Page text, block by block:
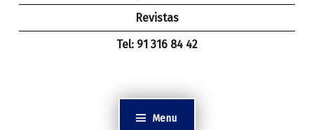
Menu
Revistas
Tel: 91 316 84 42